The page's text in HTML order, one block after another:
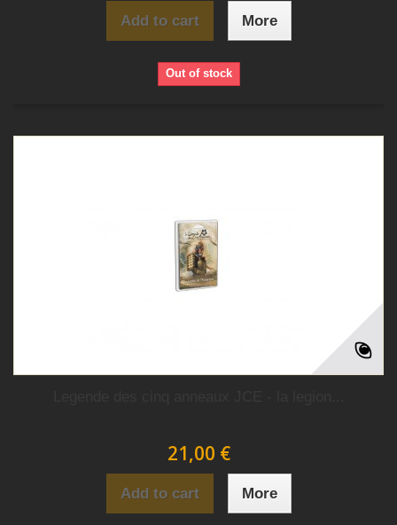
Add to cart More
Out of stock
21,00 €
Add to cart More